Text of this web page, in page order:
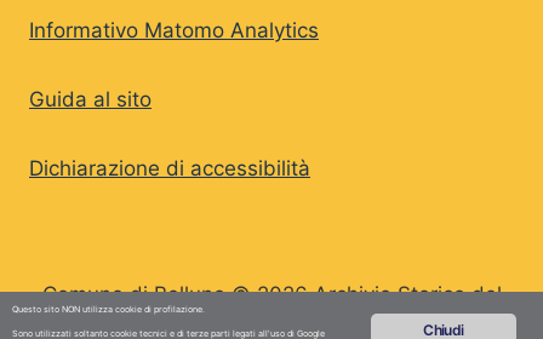
Informativo Matomo Analytics
Guida al sito
Dichiarazione di accessibilità
Comune di Belluno © 2026 Archivio Storico del
Comune di Belluno
Chiudi
Questo sito NON utilizza cookie di profilazione.
Sono utilizzati soltanto cookie tecnici e di terze parti legati all'uso di Google